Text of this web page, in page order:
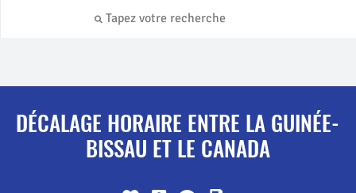
DÉCALAGE HORAIRE ENTRE LA GUINÉE-
BISSAU ET LE CANADA